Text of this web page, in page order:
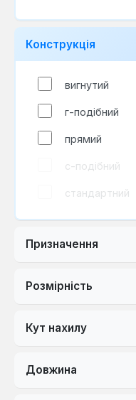
Конструкція
вигнутий
г-подібний
прямий
с-подібний
стандартний
Призначення
Розмірність
Кут нахилу
Довжина